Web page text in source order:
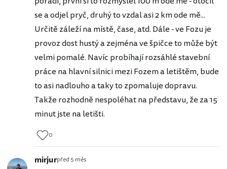
se a odjel pryč, druhý to vzdal asi 2 km ode mě...
Určitě záleží na místě, čase, atd. Dále - ve Fozu je
provoz dost hustý a zejména ve špičce to může být
velmi pomalé. Navíc probíhají rozsáhlé stavební
práce na hlavní silnici mezi Fozem a letištěm, bude
to asi nadlouho a taky to zpomaluje dopravu.
Takže rozhodně nespoléhat na představu, že za 15
minut jste na letišti.
0
mirjurpřed 5 měs